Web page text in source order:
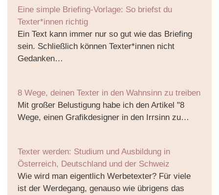
Eine simple Briefing-Vorlage: So briefst du
Texter*innen richtig
Ein Text kann immer nur so gut wie das Briefing
sein. Schließlich können Texter*innen nicht
Gedanken…
8 Wege, deinen Texter in den Wahnsinn zu treiben
Mit großer Belustigung habe ich den Artikel "8
Wege, einen Grafikdesigner in den Irrsinn zu…
Texter werden: Studium und Ausbildung in
Österreich, Deutschland und der Schweiz
Wie wird man eigentlich Werbetexter? Für viele
ist der Werdegang, genauso wie übrigens das